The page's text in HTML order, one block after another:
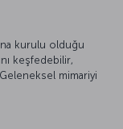
kurulu olduğu
keşfedebilir,
mimariyi
baş başa